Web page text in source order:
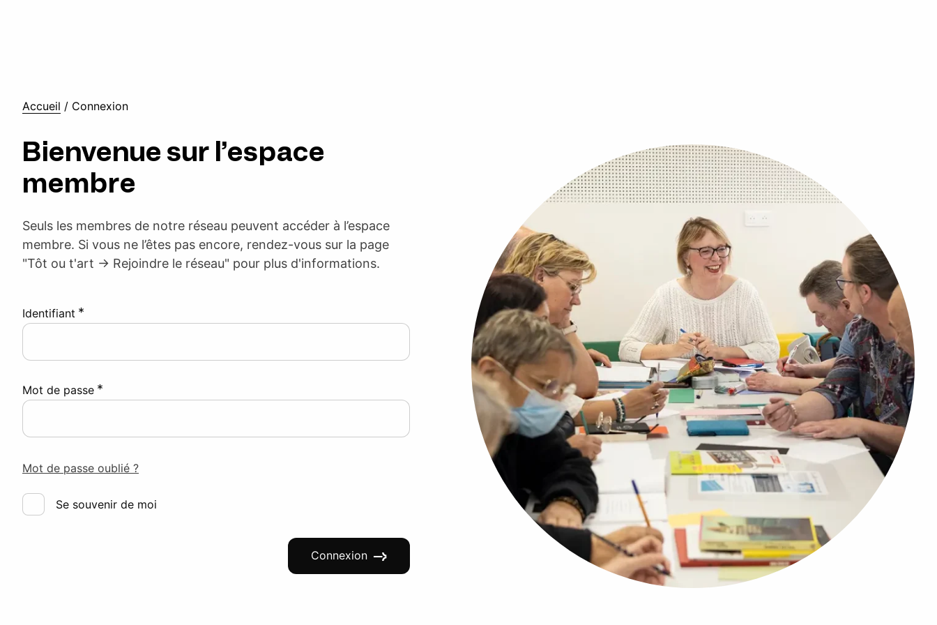
Accueil / Connexion
Bienvenue sur l’espace
membre
Seuls les membres de notre réseau peuvent accéder à l’espace
membre. Si vous ne l’êtes pas encore, rendez-vous sur la page
"Tôt ou t'art -> Rejoindre le réseau" pour plus d'informations.
Identifiant *
Mot de passe *
Mot de passe oublié ?
Se souvenir de moi
Connexion